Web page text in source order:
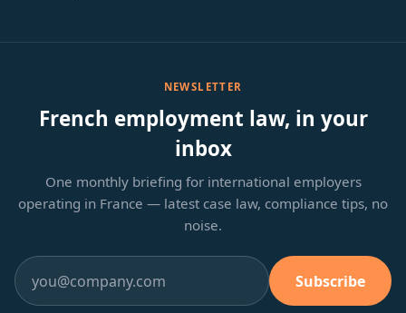
NEWSLETTER
French employment law, in your
inbox
One monthly briefing for international employers
operating in France — latest case law, compliance tips, no
noise.
Subscribe